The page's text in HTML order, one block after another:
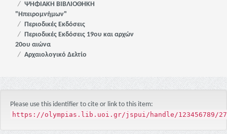
ΨΗΦΙΑΚΗ ΒΙΒΛΙΟΘΗΚΗ
"Ηπειρομνήμων"
Περιοδικές Εκδόσεις
Περιοδικές Εκδόσεις 19ου και αρχών
20ου αιώνα
Αρχαιολογικό Δελτίο
Please use this identifier to cite or link to this item:
https://olympias.lib.uoi.gr/jspui/handle/123456789/